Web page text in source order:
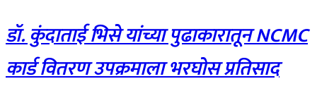
डॉ. कुंदाताई भिसे यांच्या पुढाकारातून NCMC
कार्ड वितरण उपक्रमाला भरघोस प्रतिसाद